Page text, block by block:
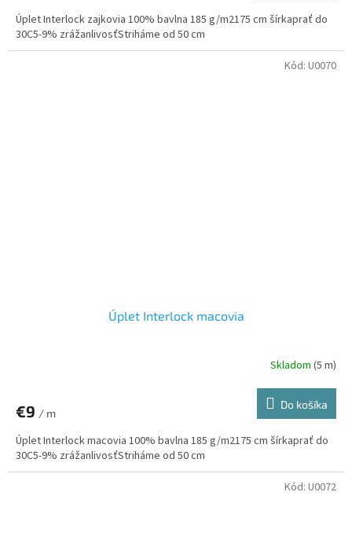
Úplet Interlock zajkovia 100% bavlna 185 g/m2175 cm šírkaprať do
30C5-9% zrážanlivosťStriháme od 50 cm
Úplet Interlock macovia
Skladom (5 m)
€9 / m
Do košíka
Úplet Interlock macovia 100% bavlna 185 g/m2175 cm šírkaprať do
30C5-9% zrážanlivosťStriháme od 50 cm
Kód: U0070
Kód: U0072